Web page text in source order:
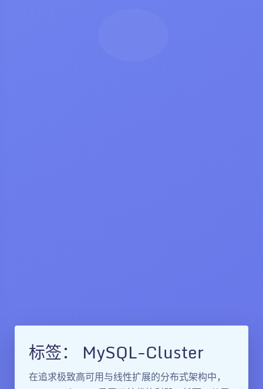
标签： MySQL-Cluster
在追求极致高可用与线性扩展的分布式架构中，